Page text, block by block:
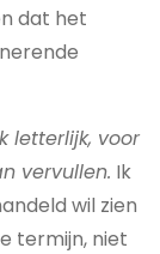
dat het
letterlijk, voor
vervullen. Ik
wil zien
termijn, niet